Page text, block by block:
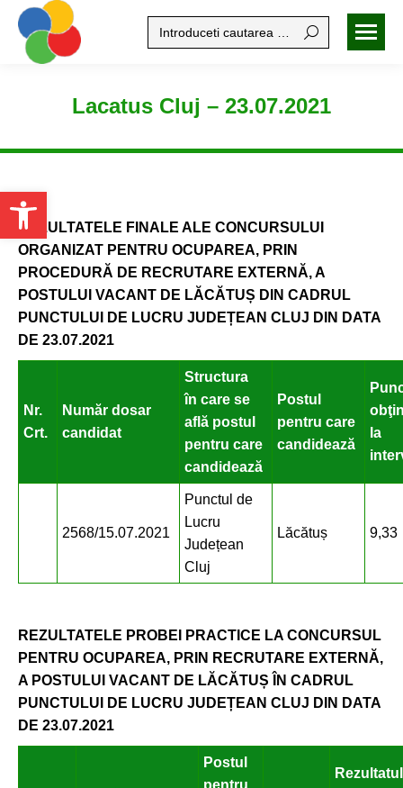
Open toolbar
Search:
Lacatus Cluj – 23.07.2021
REZULTATELE FINALE ALE CONCURSULUI
ORGANIZAT PENTRU OCUPAREA, PRIN
PROCEDURĂ DE RECRUTARE EXTERNĂ, A
POSTULUI VACANT DE LĂCĂTUȘ DIN CADRUL
PUNCTULUI DE LUCRU JUDEȚEAN CLUJ DIN DATA
DE 23.07.2021
Nr.
Crt.
Număr dosar
candidat
Structura
în care se
află postul
pentru care
candidează
Postul
pentru care
candidează
la
2568/15.07.2021
Punctul de
Lucru
Județean
Cluj
Lăcătuș 9,33
REZULTATELE PROBEI PRACTICE LA CONCURSUL
PENTRU OCUPAREA, PRIN RECRUTARE EXTERNĂ,
A POSTULUI VACANT DE LĂCĂTUȘ ÎN CADRUL
PUNCTULUI DE LUCRU JUDEȚEAN CLUJ DIN DATA
DE 23.07.2021
Postul
pentru
Rezultatul